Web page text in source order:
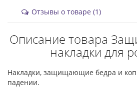
Отзывы о товаре (1)
Описание товара
накладки для
Накладки, защищающие бедра и
падении.